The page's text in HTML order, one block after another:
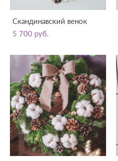
Скандинавский венок
5 700 pуб.